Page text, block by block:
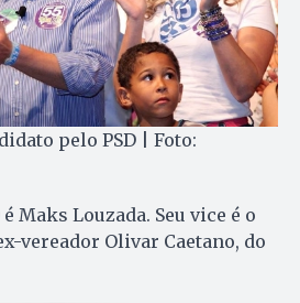
pelo PSD | Foto:
Maks Louzada. Seu vice é o
vereador Olivar Caetano, do